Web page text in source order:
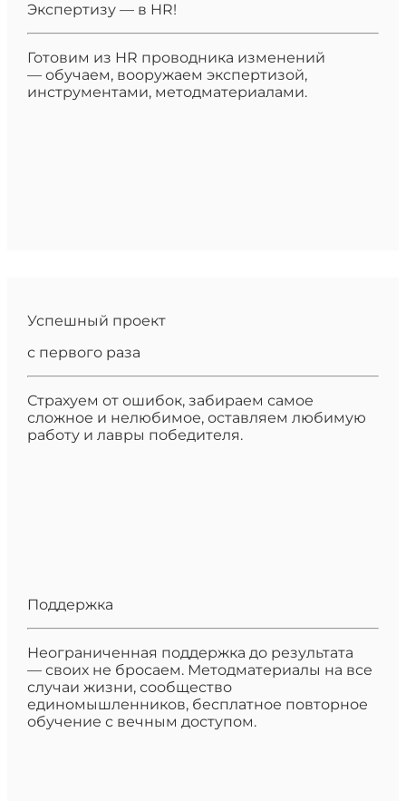
Экспертизу — в HR!
Готовим из HR проводника изменений
— обучаем, вооружаем экспертизой,
инструментами, методматериалами.
Успешный проект
с первого раза
Страхуем от ошибок, забираем самое
сложное и нелюбимое, оставляем любимую
работу и лавры победителя.
Поддержка
Неограниченная поддержка до результата
— своих не бросаем. Методматериалы на все
случаи жизни, сообщество
единомышленников, бесплатное повторное
обучение с вечным доступом.